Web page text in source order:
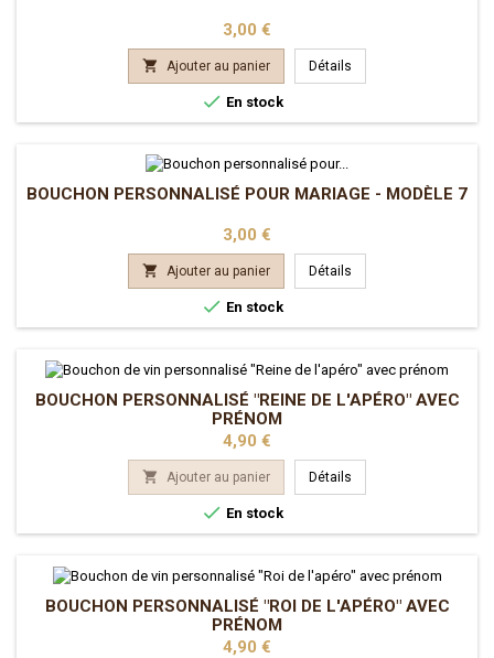
Prix
3,00 €
 Ajouter au panier Détails
 En stock
BOUCHON PERSONNALISÉ POUR MARIAGE - MODÈLE 7
Prix
3,00 €
 Ajouter au panier Détails
 En stock
BOUCHON PERSONNALISÉ "REINE DE L'APÉRO" AVEC
PRÉNOM
Prix
4,90 €
 Ajouter au panier Détails
 En stock
BOUCHON PERSONNALISÉ "ROI DE L'APÉRO" AVEC
PRÉNOM
Prix
4,90 €